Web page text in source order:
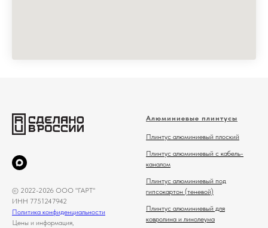
© 2022-2026 ООО "ГАРТ"
ИНН 7751247942
Политика конфиденциальности
Цены и информация,
Алюминиевые плинтусы
Плинтус алюминиевый плоский
Плинтус алюминиевый с кабель-
каналом
Плинтус алюминиевый под
гипсокартон (теневой)
Плинтус алюминиевый для
ковролина и линолеума